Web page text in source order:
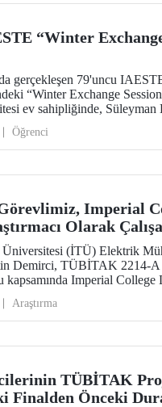
“Winter
gerçekleşen 79'uncu
“Winter Exchange
ev sahipliğinde,
7 Şubat 2026 tarihleri arasında
Öğrenci
Imperial
Olarak
(İTÜ) Elektrik
Demirci, TÜBİTAK 2214-A
kapsamında Imperial College
Araştırma
TÜBİTAK
Finalden Önceki